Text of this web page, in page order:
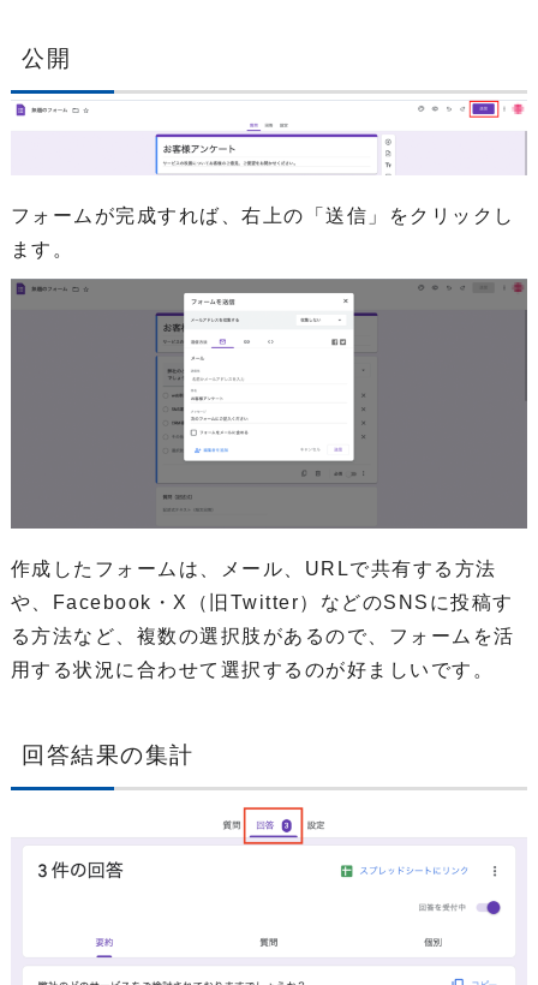
公開
フォームが完成すれば、右上の「送信」をクリックし
ます。
作成したフォームは、メール、URLで共有する方法
や、Facebook・X（旧Twitter）などのSNSに投稿す
る方法など、複数の選択肢があるので、フォームを活
用する状況に合わせて選択するのが好ましいです。
回答結果の集計